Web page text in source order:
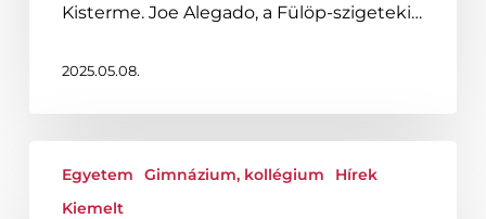
Kisterme. Joe Alegado, a Fülöp-szigeteki…
2025.05.08.
lépésre
Gála:
Egyetem Gimnázium, kollégium
Hírek
Kiemelt